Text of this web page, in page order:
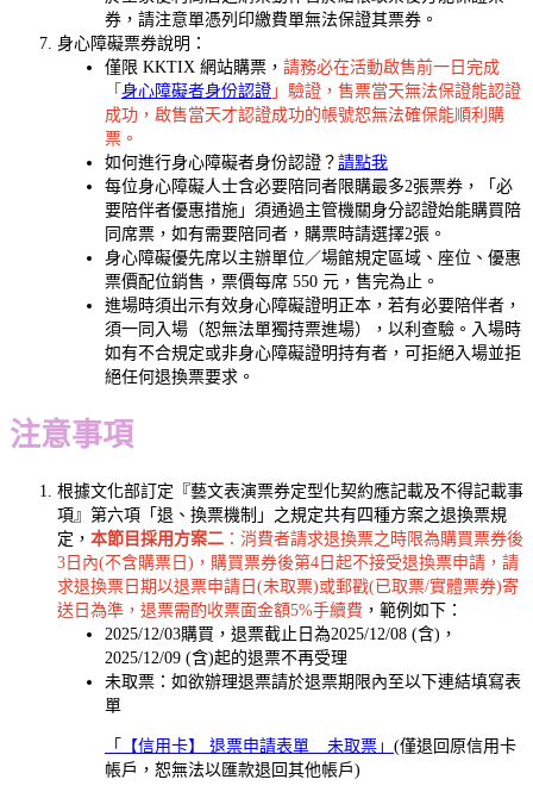
券，請注意單憑列印繳費單無法保證其票券。
身心障礙票券說明：
僅限 KKTIX 網站購票， 請務必在活動啟售前一日完成
「 身心障礙者身份認證 」驗證，售票當天無法保證能認證
成功，啟售當天才認證成功的帳號恕無法確保能順利購
票。
如何進行身心障礙者身份認證？ 請點我
每位身心障礙人士含必要陪同者限購最多2張票券，「必
要陪伴者優惠措施」須通過主管機關身分認證始能購買陪
同席票，如有需要陪同者，購票時請選擇2張。
身心障礙優先席以主辦單位／場館規定區域、座位、優惠
票價配位銷售，票價每席 550 元，售完為止。
進場時須出示有效身心障礙證明正本，若有必要陪伴者，
須一同入場（恕無法單獨持票進場），以利查驗。入場時
如有不合規定或非身心障礙證明持有者，可拒絕入場並拒
絕任何退換票要求。
注意事項
根據文化部訂定『藝文表演票券定型化契約應記載及不得記載事
項』第六項「退、換票機制」之規定共有四種方案之退換票規
定， 本節目採用方案二 ：消費者請求退換票之時限為購買票券後
3日內(不含購票日)，購買票券後第4日起不接受退換票申請，請
求退換票日期以退票申請日(未取票)或郵戳(已取票/實體票券)寄
送日為準，退票需酌收票面金額5%手續費 ，範例如下：
2025/12/03購買，退票截止日為2025/12/08 (含)，
2025/12/09 (含)起的退票不再受理
未取票：如欲辦理退票請於退票期限內至以下連結填寫表
單
「【信用卡】 退票申請表單 _ 未取票」 (僅退回原信用卡
帳戶，恕無法以匯款退回其他帳戶)